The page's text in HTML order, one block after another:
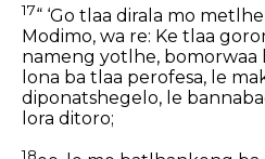
17“ ‘Go tlaa dirala mo
Modimo, wa re: Ke tlaa
nameng yotlhe, bomorwaa
lona ba tlaa perofesa, le
diponatshegelo, le
lora ditoro;
18